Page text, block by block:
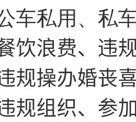
车私用、私
饮浪费、违
规操办婚丧
规组织、参